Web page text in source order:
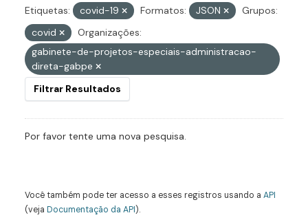
Etiquetas: covid-19 Formatos: JSON
Grupos:
covid
Organizações:
gabinete-de-projetos-especiais-administracao-
direta-gabpe
Filtrar Resultados
Por favor tente uma nova pesquisa.
Você também pode ter acesso a esses registros usando a API
(veja Documentação da API).